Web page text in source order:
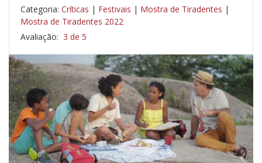
Categoria: Críticas | Festivais | Mostra de Tiradentes |
Mostra de Tiradentes 2022
Avaliação: 3 de 5